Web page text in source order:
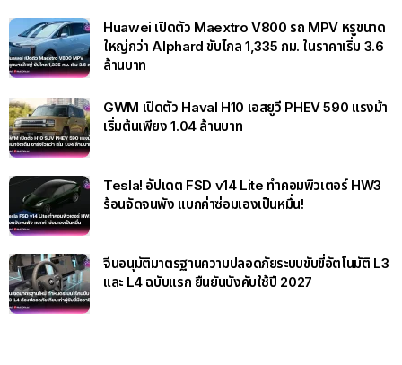
Huawei เปิดตัว Maextro V800 รถ MPV หรูขนาด
ใหญ่กว่า Alphard ขับไกล 1,335 กม. ในราคาเริ่ม 3.6
ล้านบาท
GWM เปิดตัว Haval H10 เอสยูวี PHEV 590 แรงม้า
เริ่มต้นเพียง 1.04 ล้านบาท
Tesla! อัปเดต FSD v14 Lite ทำคอมพิวเตอร์ HW3
ร้อนจัดจนพัง แบกค่าซ่อมเองเป็นหมื่น!
จีนอนุมัติมาตรฐานความปลอดภัยระบบขับขี่อัตโนมัติ L3
และ L4 ฉบับแรก ยืนยันบังคับใช้ปี 2027